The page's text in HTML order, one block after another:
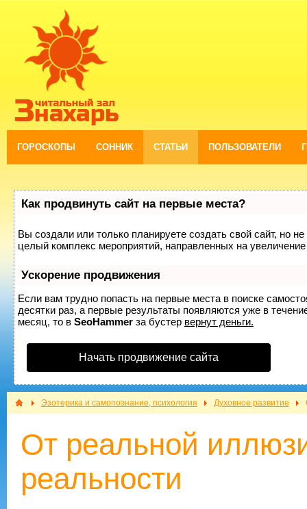
ГОРОСКОПЫ СОННИК СТАТЬИ ПОЛЬЗОВАТЕЛИ
Как продвинуть сайт на первые места?
Вы создали или только планируете создать свой сайт, но
целый комплекс мероприятий, направленных на
Ускорение продвижения
Если вам трудно попасть на первые места в поиске
десятки раз, а первые результаты появляются уже в
месяц, то в SeoHammerза бустер вернут деньги.
Начать продвижение сайта
Эзотерика и самопознание, психология Духовное развитие
От реальной
реальности